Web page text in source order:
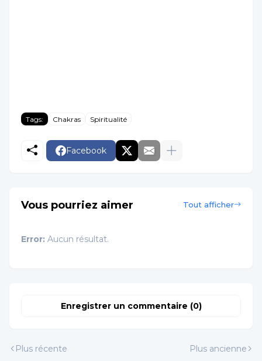
Tags: Chakras Spiritualité
Facebook
Vous pourriez aimer Tout afficher
Error: Aucun résultat.
Enregistrer un commentaire (0)
Plus récente Plus ancienne